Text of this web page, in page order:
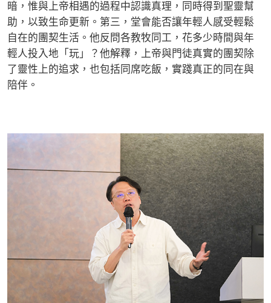
暗，惟與上帝相遇的過程中認識真理，同時得到聖靈幫
助，以致生命更新。第三，堂會能否讓年輕人感受輕鬆
自在的團契生活。他反問各教牧同工，花多少時間與年
輕人投入地「玩」？他解釋，上帝與門徒真實的團契除
了靈性上的追求，也包括同席吃飯，實踐真正的同在與
陪伴。